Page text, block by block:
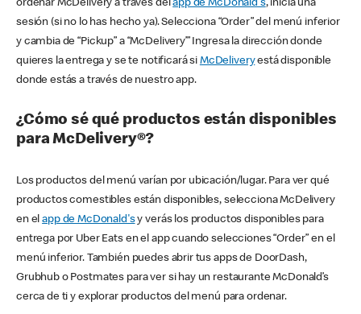
ordenar McDelivery a través delapp de McDonald's, inicia una
sesión (si no lo has hecho ya). Selecciona “Order” del menú inferior
y cambia de “Pickup” a “McDelivery’” Ingresa la dirección donde
quieres la entrega y se te notificará si McDeliveryestá disponible
donde estás a través de nuestro app.
¿Cómo sé qué productos están disponibles
para McDelivery®?
Los productos del menú varían por ubicación/lugar. Para ver qué
productos comestibles están disponibles, selecciona McDelivery
en elapp de McDonald'sy verás los productos disponibles para
entrega por Uber Eats en el app cuando selecciones “Order” en el
menú inferior. También puedes abrir tus apps de DoorDash,
Grubhub o Postmates para ver si hay un restaurante McDonald’s
cerca de ti y explorar productos del menú para ordenar.